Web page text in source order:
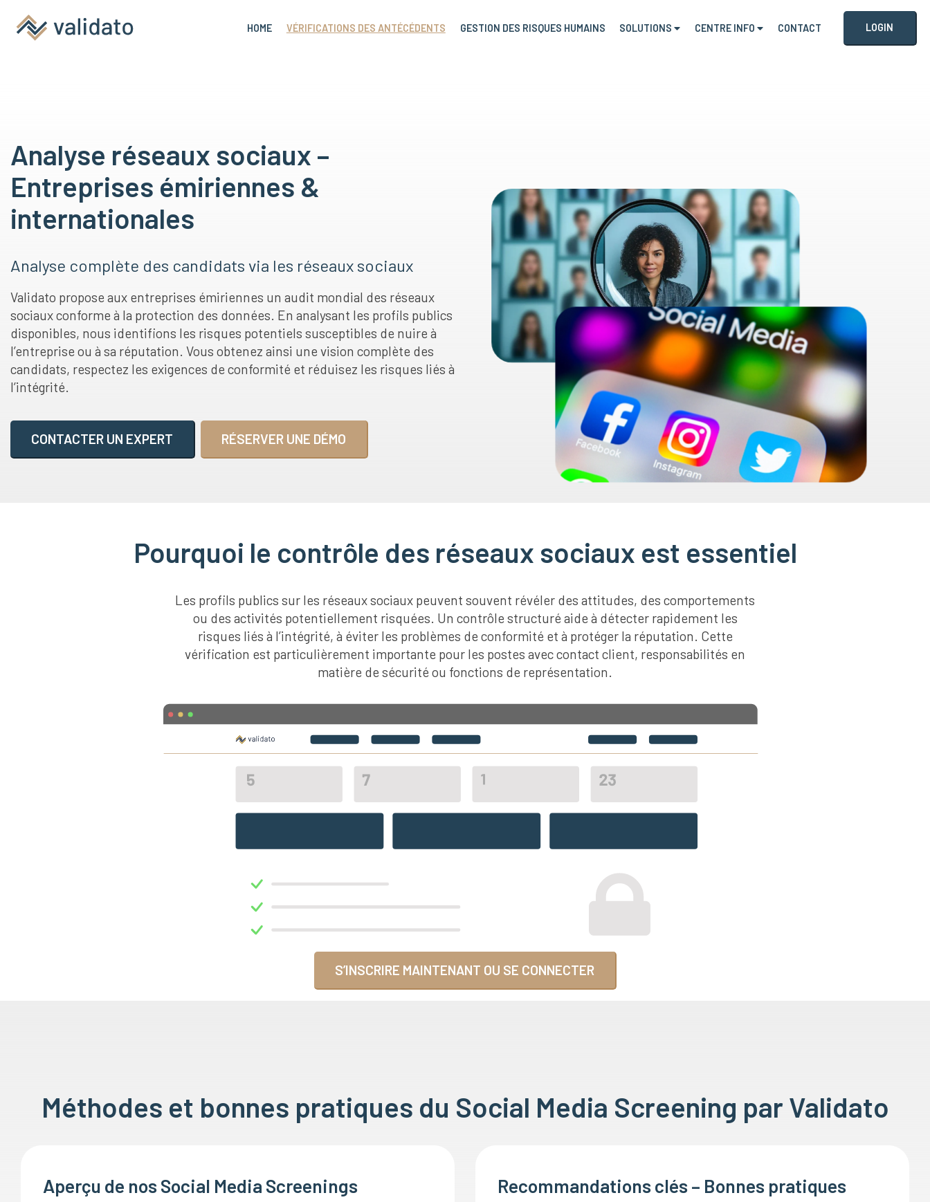
HOME VÉRIFICATIONS DES ANTÉCÉDENTS GESTION DES RISQUES HUMAINS SOLUTIONS CENTRE INFO CONTACT LOGIN
Analyse réseaux sociaux –
Entreprises émiriennes &
internationales
Analyse complète des candidats via les réseaux sociaux
Validato propose aux entreprises émiriennes un audit mondial des réseaux
sociaux conforme à la protection des données. En analysant les profils publics
disponibles, nous identifions les risques potentiels susceptibles de nuire à
l’entreprise ou à sa réputation. Vous obtenez ainsi une vision complète des
candidats, respectez les exigences de conformité et réduisez les risques liés à
l’intégrité.
CONTACTER UN EXPERT RÉSERVER UNE DÉMO
Pourquoi le contrôle des réseaux sociaux est essentiel
Les profils publics sur les réseaux sociaux peuvent souvent révéler des attitudes, des comportements
ou des activités potentiellement risquées. Un contrôle structuré aide à détecter rapidement les
risques liés à l’intégrité, à éviter les problèmes de conformité et à protéger la réputation. Cette
vérification est particulièrement importante pour les postes avec contact client, responsabilités en
matière de sécurité ou fonctions de représentation.
S’INSCRIRE MAINTENANT OU SE CONNECTER
Méthodes et bonnes pratiques du Social Media Screening par Validato
Aperçu de nos Social Media Screenings Recommandations clés – Bonnes pratiques